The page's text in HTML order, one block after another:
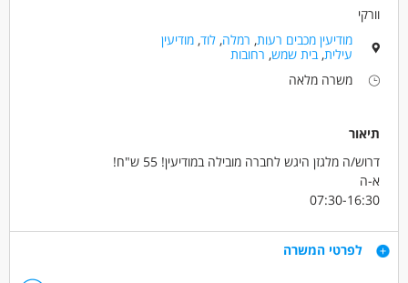
וורקי
מודיעין מכבים רעות, רמלה,לוד,מודיעין
עילית,בית שמש, רחובות
משרה מלאה
תיאור
דרוש/ה מלגזן היגש לחברה מובילה במודיעין! 55 ש"ח!
א-ה
07:30-16:30
דרישות
לפרטי המשרה